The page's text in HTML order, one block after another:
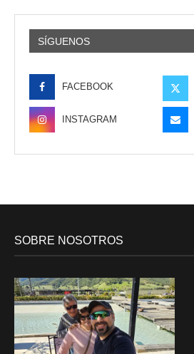
SÍGUENOS
FACEBOOK
INSTAGRAM
SOBRE NOSOTROS